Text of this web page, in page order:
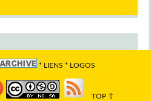
* LIENS * LOGOS
TOP ⇧